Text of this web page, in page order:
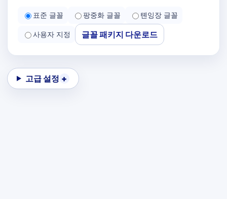
표준 글꼴 팡중화 글꼴 톈잉장 글꼴
사용자 지정 글꼴 패키지 다운로드
고급 설정